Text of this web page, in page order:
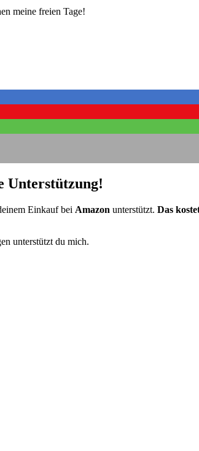
meine freien Tage!
Unterstützung!
Einkauf bei Amazon unterstützt. Das
unterstützt du mich.